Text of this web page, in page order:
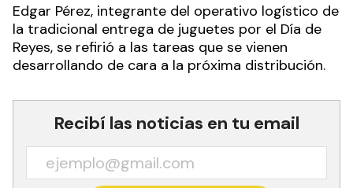
Edgar Pérez, integrante del operativo logístico de
la tradicional entrega de juguetes por el Día de
Reyes, se refirió a las tareas que se vienen
desarrollando de cara a la próxima distribución.
Recibí las noticias en tu email